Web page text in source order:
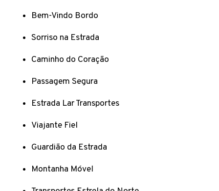
Bem-Vindo Bordo
Sorriso na Estrada
Caminho do Coração
Passagem Segura
Estrada Lar Transportes
Viajante Fiel
Guardião da Estrada
Montanha Móvel